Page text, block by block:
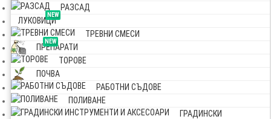
РАЗСАД
NEW
ЛУКОВИЦИ
ТРЕВНИ СМЕСИ
NEW
ПРЕПАРАТИ
ТОРОВЕ
ПОЧВА
РАБОТНИ СЪДОВЕ
ПОЛИВАНЕ
ГРАДИНСКИ